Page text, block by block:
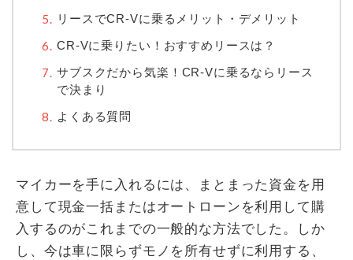
リースでCR-Vに乗るメリット・デメリット
CR-Vに乗りたい！おすすめリースは？
サブスクだから気楽！CR-Vに乗るならリース
で決まり
よくある質問
マイカーを手に入れるには、まとまった資金を用
意して現金一括またはオートローンを利用して購
入するのがこれまでの一般的な方法でした。しか
し、今は車に限らずモノを所有せずに利用する、